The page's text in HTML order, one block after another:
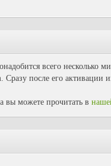
всего несколько
после его активации
вы можете прочитать в